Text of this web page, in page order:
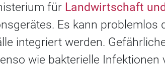
für Landwirtschaft
Es kann problemlos
integriert werden.
wie bakterielle